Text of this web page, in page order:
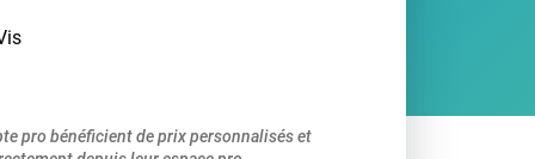
pro bénéficient de prix personnalisés et